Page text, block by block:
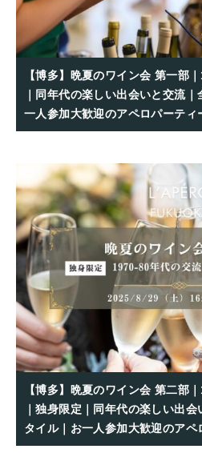
【博多】晩夏のワイン会 第一部
｜同年代の楽しい出会いと交流
一人参加大歓迎のアペロパーティ
【博多】晩夏のワイン会 第二部
｜独身限定｜同年代の楽しい出
タイル｜お一人参加大歓迎のアペ